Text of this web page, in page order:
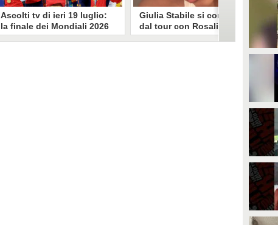
Ascolti tv di ieri 19 luglio:
la finale dei Mondiali 2026
Spagna-Argentina
Giulia Stabile si confessa
dal tour con Rosalia: "Non
sono stata bene, costretta